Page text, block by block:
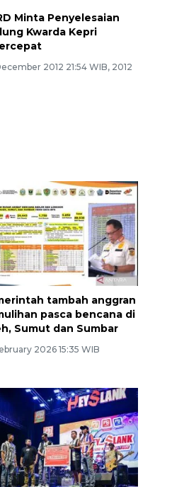
Minta Penyelesaian
Kwarda Kepri
2012 21:54 WIB, 2012
tambah anggran
pasca bencana di
Sumut dan Sumbar
2026 15:35 WIB